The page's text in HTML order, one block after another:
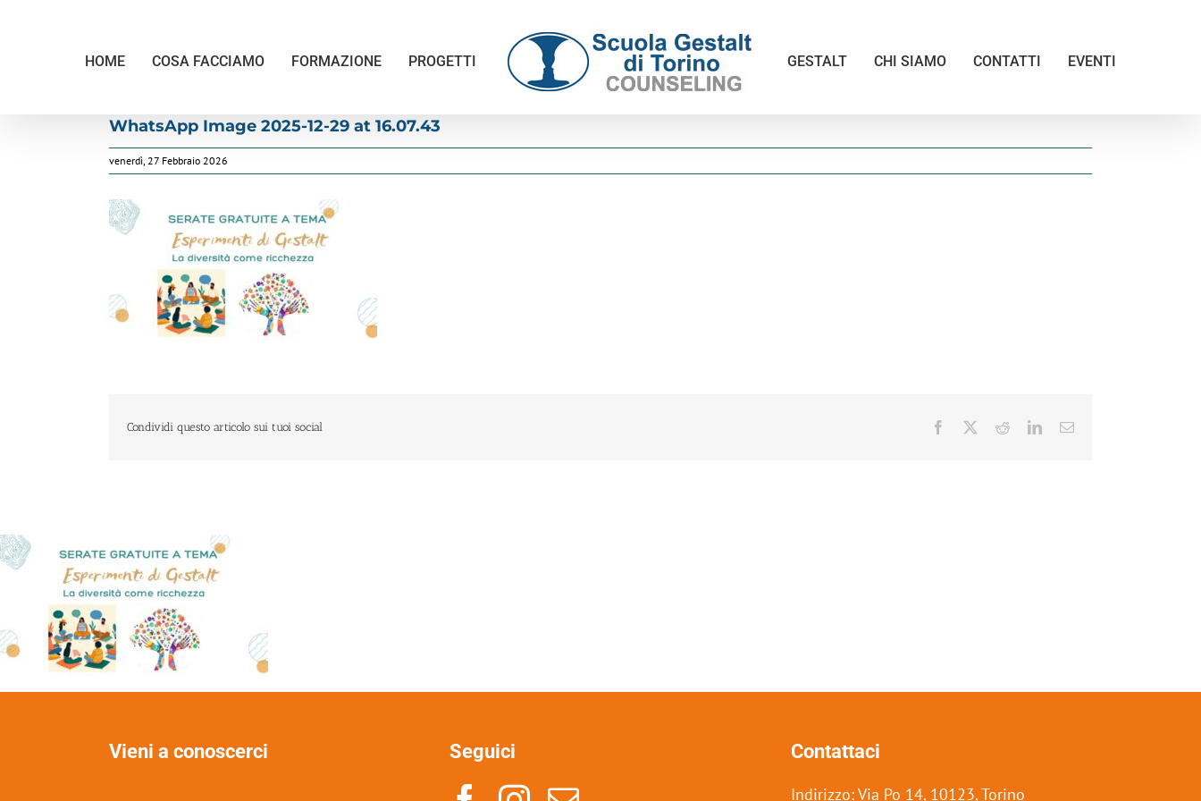
HOME COSA FACCIAMO FORMAZIONE PROGETTI GESTALT CHI SIAMO CONTATTI EVENTI
WhatsApp Image 2025-12-29 at 16.07.43
venerdì, 27 Febbraio 2026
Condividi questo articolo sui tuoi social Facebook RedditLinkedInEmail
Vieni a conoscerci Seguici Contattaci
Indirizzo: Via Po 14, 10123, Torino